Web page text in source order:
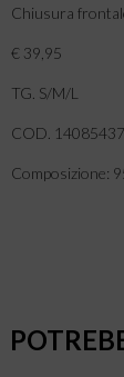
Chiusura
€ 39,95
TG. S/M/L
COD.
Composizione: